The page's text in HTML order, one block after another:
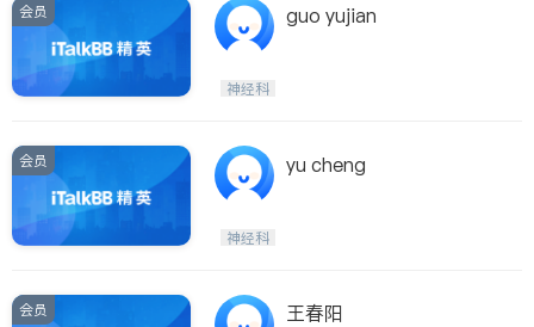
Inyo & San Bernardino
Riverside
Santa Barbara & Monterey
会员 guo yujian
神经科
会员 yu cheng
神经科
会员 王春阳